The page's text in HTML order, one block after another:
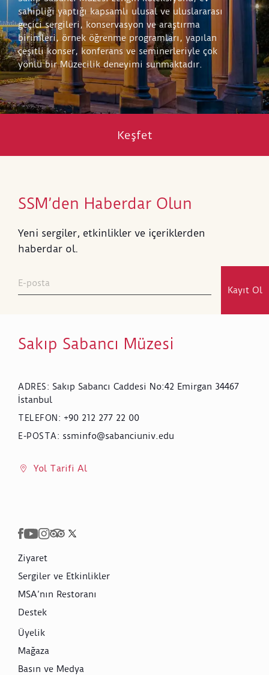
sahipliği yaptığı kapsamlı ulusal ve uluslararası
geçici sergileri, konservasyon ve araştırma
birimleri, örnek öğrenme programları, yapılan
çeşitli konser, konferans ve seminerleriyle çok
yönlü bir Müzecilik deneyimi sunmaktadır.
Keşfet
SSM’den Haberdar Olun
Yeni sergiler, etkinlikler ve içeriklerden
haberdar ol.
Kayıt Ol
Sakıp Sabancı Müzesi
ADRES: Sakıp Sabancı Caddesi No:42 Emirgan 34467
İstanbul
TELEFON : +90 212 277 22 00
E-POSTA: ssminfo@sabanciuniv.edu
Yol Tarifi Al
Ziyaret
Sergiler ve Etkinlikler
MSA’nın Restoranı
Destek
Üyelik
Mağaza
Basın ve Medya